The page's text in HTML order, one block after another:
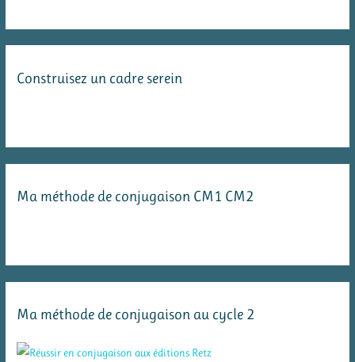
sur
mythologie
Construisez un cadre serein
Ma méthode de conjugaison CM1 CM2
Ma méthode de conjugaison au cycle 2